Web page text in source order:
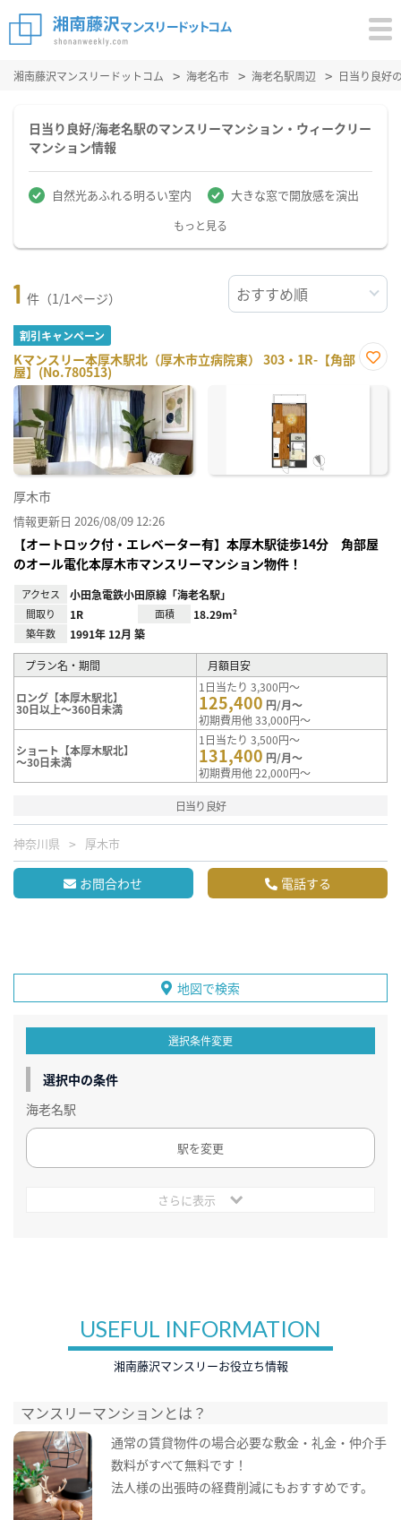
湘南藤沢マンスリードットコム 海老名市 海老名駅周辺 日当り良好
日当り良好/海老名駅のマンスリーマンション・ウィークリー
マンション情報
自然光あふれる明るい室内 大きな窓で開放感を演出
もっと見る
1 件（1/1ページ）
割引キャンペーン
Kマンスリー本厚木駅北（厚木市立病院東） 303・1R-【角部
屋】(No.780513)
に入
厚木市
情報更新日 2026/08/09 12:26
【オートロック付・エレベーター有】本厚木駅徒歩14分 角部屋
のオール電化本厚木市マンスリーマンション物件！
アクセス 小田急電鉄小田原線「海老名駅」
間取り 1R 面積 18.29m²
築年数 1991年 12月 築
プラン名・期間 月額目安
ロング【本厚木駅北】
30日以上～360日未満
1日当たり 3,300円～
125,400 円/月～
初期費用他 33,000円～
ショート【本厚木駅北】
～30日未満
1日当たり 3,500円～
131,400 円/月～
初期費用他 22,000円～
日当り良好
神奈川県 厚木市
お問合わせ 電話する
地図で検索
選択条件変更
選択中の条件
海老名駅
駅を変更
さらに表示
USEFUL INFORMATION
湘南藤沢マンスリーお役立ち情報
マンスリーマンションとは？
通常の賃貸物件の場合必要な敷金・礼金・仲介手
数料がすべて無料です！
法人様の出張時の経費削減にもおすすめです。